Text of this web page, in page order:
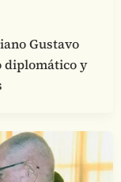
Gustavo
diplomático y